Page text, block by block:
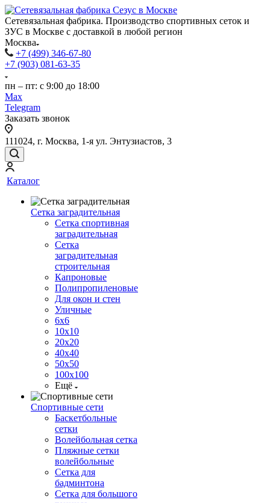
Сетевязальная фабрика. Производство спортивных сеток и
ЗУС в Москве с доставкой в любой регион
Москва
+7 (499) 346-67-80
+7 (903) 081-63-35
пн – пт: с 9:00 до 18:00
Max
Telegram
Заказать звонок
111024, г. Москва, 1-я ул. Энтузиастов, 3
Каталог
Сетка заградительная
Сетка спортивная
заградительная
Сетка
заградительная
строительная
Капроновые
Полипропиленовые
Для окон и стен
Уличные
6х6
10х10
20х20
40х40
50х50
100х100
Ещё
Спортивные сети
Баскетбольные
сетки
Волейбольная сетка
Пляжные сетки
волейбольные
Сетка для
бадминтона
Сетка для большого